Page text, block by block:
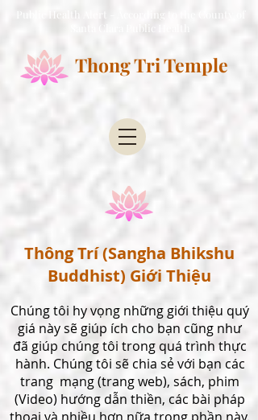
Thong Tri Temple
Public Health Alert - According to the County of
Thông Trí (Sangha Bhikshu
Buddhist) Giới Thiệu
Chúng tôi hy vọng những giới thiệu quý
giá này sẽ giúp ích cho bạn cũng như
đã giúp chúng tôi trong quá trình thực
hành. Chúng tôi sẽ chia sẻ với bạn các
trang mạng (trang web), sách, phim
(Video) hướng dẫn thiền, các bài pháp